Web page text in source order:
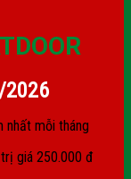
2026
nhất mỗi tháng
giá 250.000 đ